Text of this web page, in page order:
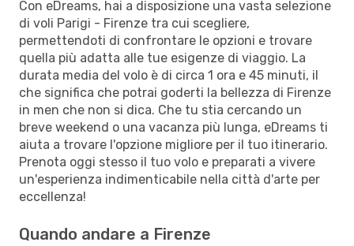
Con eDreams, hai a disposizione una vasta selezione
di voli Parigi - Firenze tra cui scegliere,
permettendoti di confrontare le opzioni e trovare
quella più adatta alle tue esigenze di viaggio. La
durata media del volo è di circa 1 ora e 45 minuti, il
che significa che potrai goderti la bellezza di Firenze
in men che non si dica. Che tu stia cercando un
breve weekend o una vacanza più lunga, eDreams ti
aiuta a trovare l'opzione migliore per il tuo itinerario.
Prenota oggi stesso il tuo volo e preparati a vivere
un'esperienza indimenticabile nella città d'arte per
eccellenza!
Quando andare a Firenze